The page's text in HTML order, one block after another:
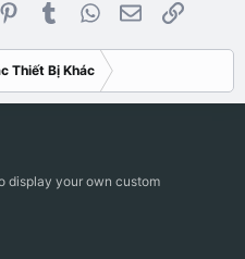
PinterestTumblrWhatsApp
Email Link
Thiết Bị Khác
display your own custom